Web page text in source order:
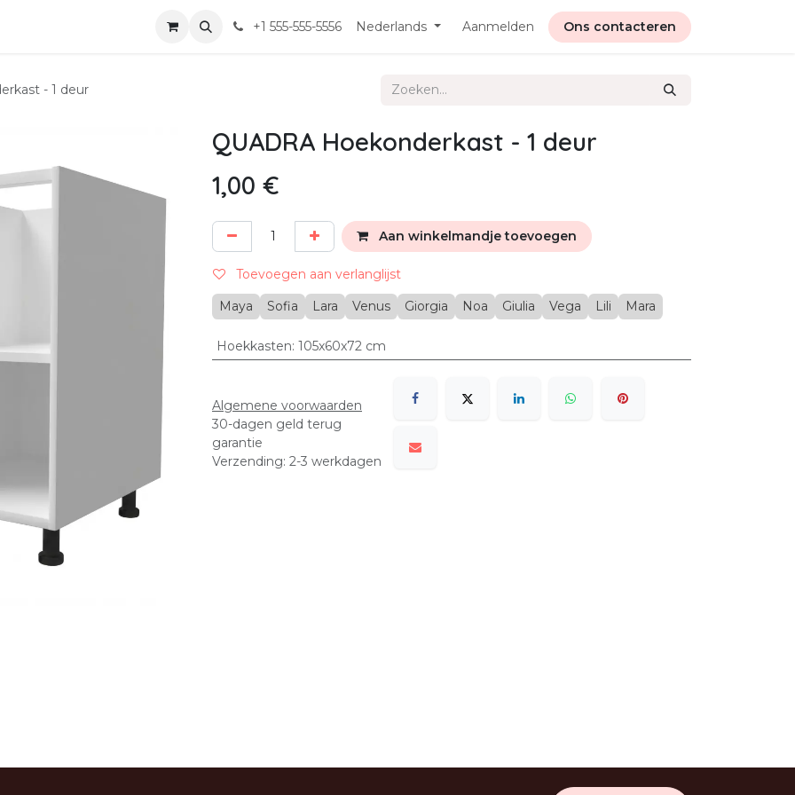
+1 555-555-5556 Nederlands Aanmelden Ons contacteren
- 1 deur
QUADRA Hoekonderkast - 1 deur
1,00 €
Aan winkelmandje toevoegen
Toevoegen aan verlanglijst
Maya
Sofia Lara Venus Giorgia Noa Giulia Vega Lili Mara
Hoekkasten: 105x60x72 cm
Algemene voorwaarden
30-dagen geld terug
garantie
Verzending: 2-3 werkdagen